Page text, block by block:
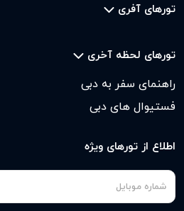
تورهای آفری
تورهای لحظه آخری
راهنمای سفر به دبی
فستیوال های دبی
اطلاع از تورهای ویژه